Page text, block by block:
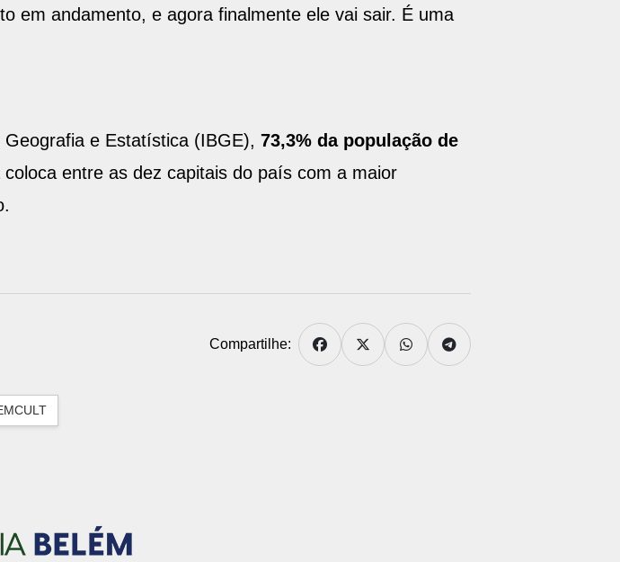
em andamento, e agora finalmente ele vai sair. É uma
e Estatística (IBGE), 73,3% da população de
entre as dez capitais do país com a maior
Compartilhe: